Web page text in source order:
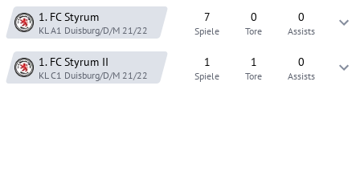
1. FC Styrum
KL A1 Duisburg/D/M 21/22
7
Spiele
0
Tore
0
Assists
1. FC Styrum II
KL C1 Duisburg/D/M 21/22
1
Spiele
1
Tore
0
Assists